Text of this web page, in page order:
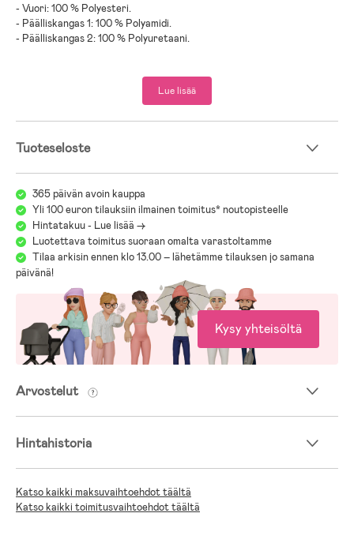
- Vuori: 100 % Polyesteri.
- Päälliskangas 1: 100 % Polyamidi.
- Päälliskangas 2: 100 % Polyuretaani.
Lue lisää
Tuoteseloste
365 päivän avoin kauppa
Yli 100 euron tilauksiin ilmainen toimitus* noutopisteelle
Hintatakuu - Lue lisää ->
Luotettava toimitus suoraan omalta varastoltamme
Tilaa arkisin ennen klo 13.00 – lähetämme tilauksen jo samana
päivänä!
Kysy yhteisöltä
Arvostelut
Hintahistoria
Katso kaikki maksuvaihtoehdot täältä
Katso kaikki toimitusvaihtoehdot täältä